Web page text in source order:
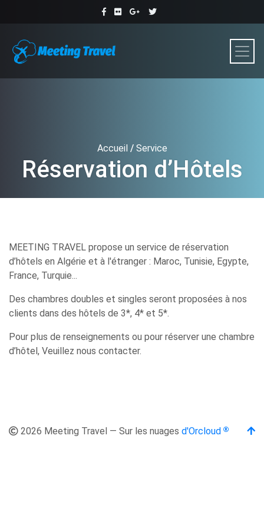
Accueil / Service
Réservation d’Hôtels
MEETING TRAVEL propose un service de réservation
d’hôtels en Algérie et à l'étranger : Maroc, Tunisie, Egypte,
France, Turquie...
Des chambres doubles et singles seront proposées à nos
clients dans des hôtels de 3*, 4* et 5*.
Pour plus de renseignements ou pour réserver une chambre
d’hôtel, Veuillez nous contacter.
2026 Meeting Travel — Sur les nuages d'Orcloud